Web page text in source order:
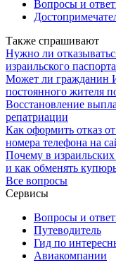
Вопросы и
Также спрашивают
Нужно ли
израильского
Может ли гражданин
постоянного жителя
Восстановление
репатриации
Как оформить отказ
номера телефона на
Почему в
и как обменять
Все вопросы
Сервисы
Вопросы и
Путеводитель
Гид по
Авиакомпании